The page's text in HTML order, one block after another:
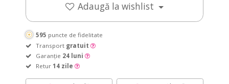
Adaugă la wishlist
595 puncte de fidelitate
Transport gratuit
Garanție 24 luni
Retur 14 zile